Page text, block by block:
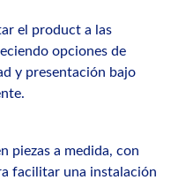
el product a las
opciones de
y presentación bajo
piezas a medida, con
facilitar una instalación